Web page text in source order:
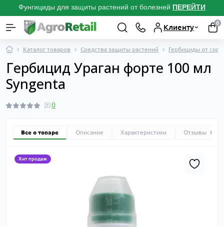
Фунгициды для защиты растений от болезней ПЕРЕЙТИ
Клиенту
0
Каталог товаров Средства защиты растений Гербициды от
Гербицид Ураган форте 100 мл
Syngenta
0
Все о товаре Описание Характеристики Отзывы
Хит продаж